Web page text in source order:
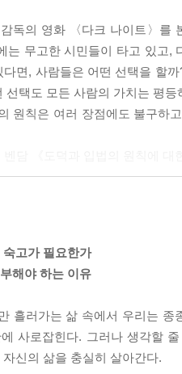
독의 영화 〈다크 나이트〉를
는 무고한 시민들이 타고 있고,
다면, 사람들은 어떤 선택을 할
선택도 모든 사람의 가치는 평
원칙은 여러 장점에도 불구하
을 흔들어댔다. 철학자들을 가
리히 니체 《차라투스트라는 이
. 그렇다고 운명에 순응하며
에 끊임없이 새롭게 열어나갈
말한다. 생명은 분명 귀중한
고가 필요한가
해야 하는 이유
흘러가는 삶 속에서 우리는
사로잡힌다. 그러나 생각할
신의 삶을 충실히 살아간다.